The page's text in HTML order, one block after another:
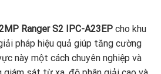
Ranger S2 IPC-A23EP cho khu
pháp hiệu quả giúp tăng cường
này một cách chuyên nghiệp và